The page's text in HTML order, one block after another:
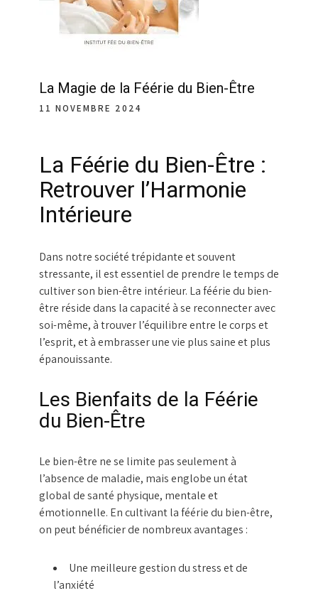
La Magie de la Féérie du Bien-Être
11 NOVEMBRE 2024
La Féérie du Bien-Être :
Retrouver l’Harmonie
Intérieure
Dans notre société trépidante et souvent
stressante, il est essentiel de prendre le temps de
cultiver son bien-être intérieur. La féérie du bien-
être réside dans la capacité à se reconnecter avec
soi-même, à trouver l’équilibre entre le corps et
l’esprit, et à embrasser une vie plus saine et plus
épanouissante.
Les Bienfaits de la Féérie
du Bien-Être
Le bien-être ne se limite pas seulement à
l’absence de maladie, mais englobe un état
global de santé physique, mentale et
émotionnelle. En cultivant la féérie du bien-être,
on peut bénéficier de nombreux avantages :
Une meilleure gestion du stress et de
l’anxiété